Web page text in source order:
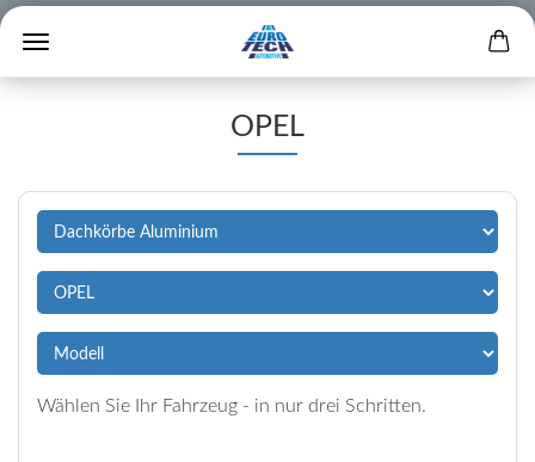
OPEL
Wählen Sie Ihr Fahrzeug - in nur drei Schritten.